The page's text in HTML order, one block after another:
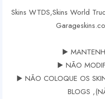
Skins WTDS,Skins World
▶️
▶️ NÃO
▶️ NÃO COLOQUE OS
BLOGS